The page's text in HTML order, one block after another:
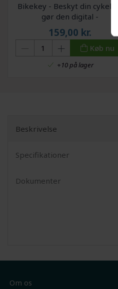
Bikekey - Beskyt din cykel og
gør den digital -
Cykelregistrering med MitID
159,00 kr.
Køb nu
+10 på lager
Beskrivelse
Specifikationer
Dokumenter
Om os